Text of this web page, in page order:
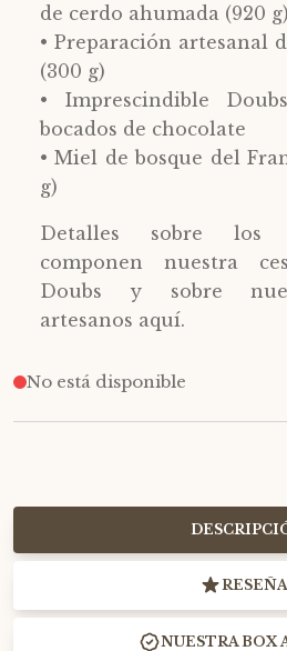
de cerdo ahumada (920 g)
• Preparación artesanal
(300 g)
• Imprescindible
bocados de chocolate
• Miel de bosque del
g)
Detalles sobre los
componen nuestra
Doubs y sobre
artesanos aquí.
No está disponible
NUESTRA BOX